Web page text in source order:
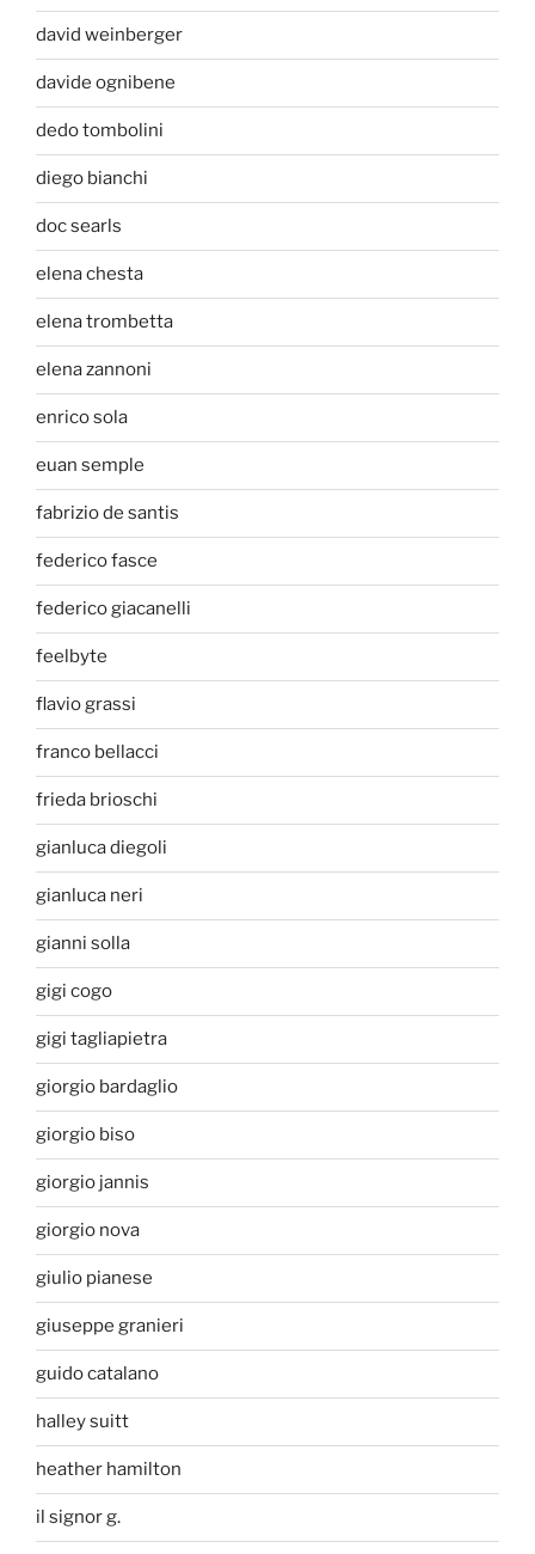
david weinberger
davide ognibene
dedo tombolini
diego bianchi
doc searls
elena chesta
elena trombetta
elena zannoni
enrico sola
euan semple
fabrizio de santis
federico fasce
federico giacanelli
feelbyte
flavio grassi
franco bellacci
frieda brioschi
gianluca diegoli
gianluca neri
gianni solla
gigi cogo
gigi tagliapietra
giorgio bardaglio
giorgio biso
giorgio jannis
giorgio nova
giulio pianese
giuseppe granieri
guido catalano
halley suitt
heather hamilton
il signor g.